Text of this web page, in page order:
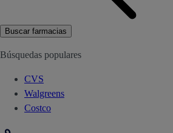
Buscar farmacias
Búsquedas populares
CVS
Walgreens
Costco